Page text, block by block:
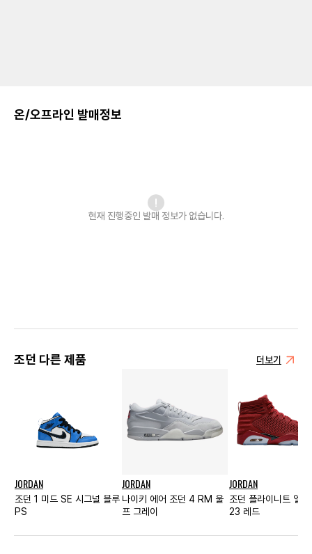
온/오프라인 발매정보
현재 진행중인 발매 정보가 없습니다.
조던 다른 제품 더보기
JORDAN
조던 1 미드 SE 시그널 블루
PS
JORDAN
나이키 에어 조던 4 RM 울
프 그레이
JORDAN
조던 플라이니트 엘
23 레드